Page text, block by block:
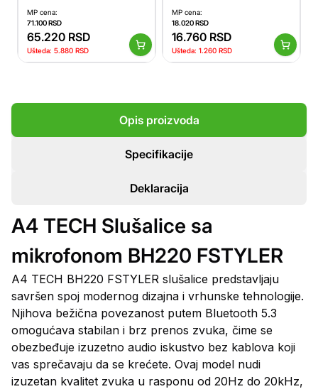
MP cena:
71.100RSD
65.220 RSD
Ušteda: 5.880 RSD
MP cena:
18.020RSD
16.760 RSD
Ušteda: 1.260 RSD
Opis proizvoda
Specifikacije
Deklaracija
A4 TECH Slušalice sa
mikrofonom BH220 FSTYLER
A4 TECH BH220 FSTYLER slušalice predstavljaju
savršen spoj modernog dizajna i vrhunske tehnologije.
Njihova bežična povezanost putem Bluetooth 5.3
omogućava stabilan i brz prenos zvuka, čime se
obezbeđuje izuzetno audio iskustvo bez kablova koji
vas sprečavaju da se krećete. Ovaj model nudi
izuzetan kvalitet zvuka u rasponu od 20Hz do 20kHz,